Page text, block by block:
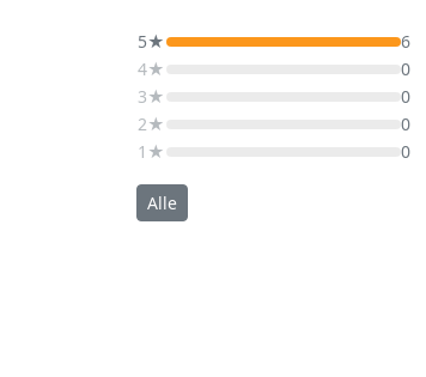
5★
6
4★
0
3★
0
2★
0
1★
0
Alle